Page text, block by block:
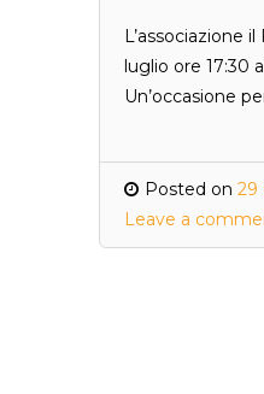
L’associazione
luglio ore 17:30
Un’occasione
Posted on 29
Leave a